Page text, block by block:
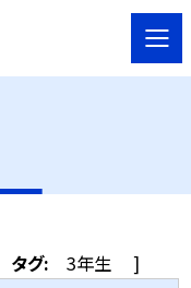
タグ: 3年生 ]